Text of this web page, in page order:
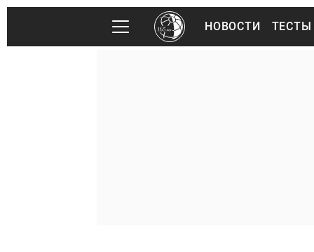
НОВОСТИ ТЕСТЫ